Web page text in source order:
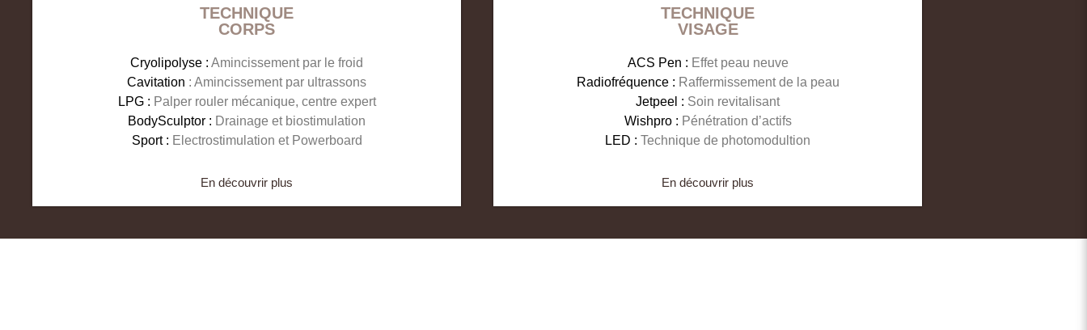
TECHNIQUE
CORPS
Cryolipolyse : Amincissement par le froid
Cavitation : Amincissement par ultrassons
LPG : Palper rouler mécanique, centre expert
BodySculptor : Drainage et biostimulation
Sport : Electrostimulation et Powerboard
En découvrir plus
TECHNIQUE
VISAGE
ACS Pen : Effet peau neuve
Radiofréquence : Raffermissement de la peau
Jetpeel : Soin revitalisant
Wishpro : Pénétration d’actifs
LED : Technique de photomodultion
En découvrir plus